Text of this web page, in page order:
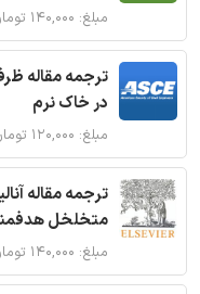
مبلغ: ۱۴۰,۰۰۰ تومان
ترجمه مقاله
در خاک نرم
مبلغ: ۱۲۰,۰۰۰ تومان
ترجمه مقاله
متخلخل
مبلغ: ۱۴۰,۰۰۰ تومان